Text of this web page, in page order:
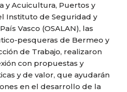
y Acuicultura, Puertos y
Instituto de Seguridad y
Vasco (OSALAN), las
pesqueras de Bermeo y
de Trabajo, realizaron
con propuestas y
y de valor, que ayudarán
en el desarrollo de la